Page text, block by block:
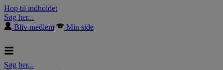
Hop til indholdet
Søg her...
Bliv medlem
Min side
Søg her...